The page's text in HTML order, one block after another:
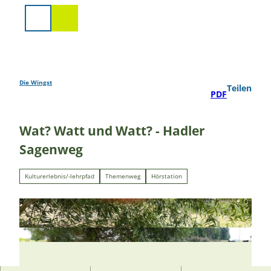
Die Wingst
PDF
Teilen
Wat? Watt und Watt? - Hadler
Sagenweg
Kulturerlebnis/-lehrpfad Themenweg Hörstation